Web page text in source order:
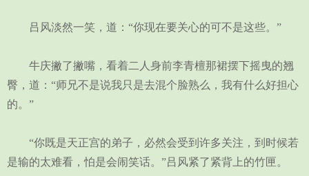
吕风淡然一笑，道：“你现在要关心的可不是这些。”
牛庆撇了撇嘴，看着二人身前李青檀那裙摆下摇曳的翘
臀，道：“师兄不是说我只是去混个脸熟么，我有什么好担心
的。”
“你既是天正宫的弟子，必然会受到许多关注，到时候若
是输的太难看，怕是会闹笑话。”吕风紧了紧背上的竹匣。